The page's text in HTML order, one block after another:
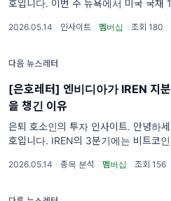
호입니다. 이번 주 뉴욕에서 미국 국채
니다. 발행 규모는 420억 달러로 평소
2026.05.14 · 인사이트 · 멤버십 · 조회 180
다음 뉴스레터
[은호레터] 엔비디아가 IREN 지
을 챙긴 이유
은퇴 호소인의 투자 인사이트. 안녕하
호입니다. IREN의 3분기에는 비트코인
직였습니다. 한쪽은 줄어들었고 다른 한
2026.05.14 · 종목 분석 · 멤버십 · 조회 156